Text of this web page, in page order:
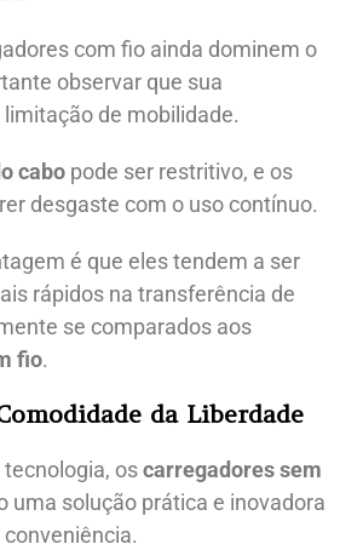
com fio ainda dominem o
observar que sua
de mobilidade.
cabo pode ser restritivo, e os
desgaste com o uso contínuo.
é que eles tendem a ser
rápidos na transferência de
se comparados aos
fio.
da Liberdade
oscarregadores sem
uma solução prática e inovadora